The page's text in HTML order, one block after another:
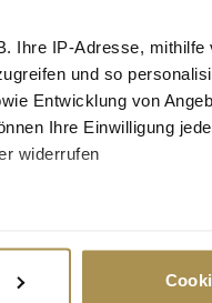
Ihre IP-Adresse, mithilfe
und so
Entwicklung von
Ihre Einwilligung
widerrufen
und legen Sie Ihre